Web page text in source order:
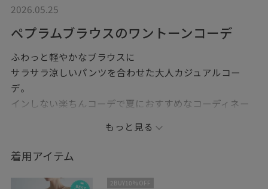
2026.05.25
ペプラムブラウスのワントーンコーデ
ふわっと軽やかなブラウスに
サラサラ涼しいパンツを合わせた大人カジュアルコー
デ。
インしない楽ちんコーデで夏におすすめなコーディネー
◎品番記載の無い商品は私物を着用しております。
------------------------
もっと見る
着用アイテム
2BUY10%OFF